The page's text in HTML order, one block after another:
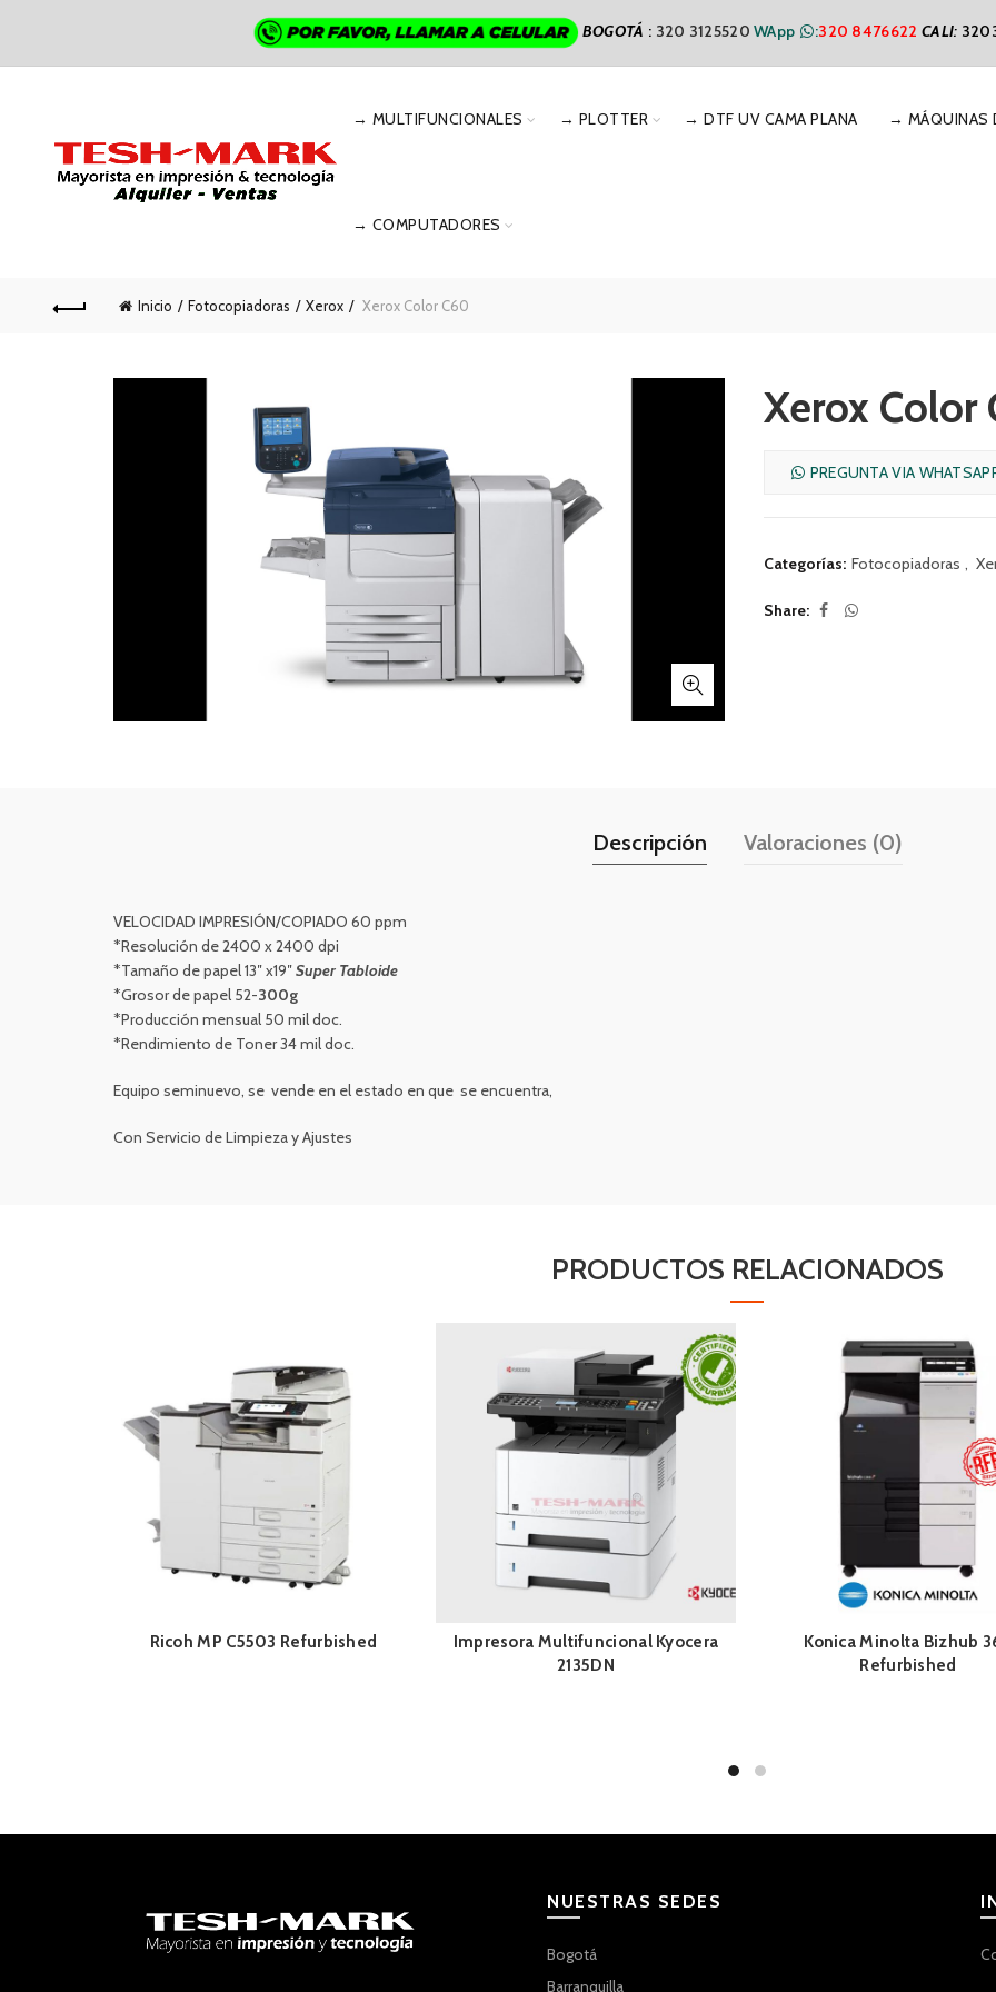
BOGOTÁ : 320 3125520WApp :320 8476622 CALI:
→ MULTIFUNCIONALES → PLOTTER → DTF UV CAMA PLANA → MÁQUINAS
→ COMPUTADORES
Inicio Fotocopiadoras Xerox Xerox Color C60
Xerox Color
PREGUNTA VIA
Categorías: Fotocopiadoras ,
Share
Descripción Valoraciones (0)
VELOCIDAD IMPRESIÓN/COPIADO 60 ppm
*Resolución de 2400 x 2400 dpi
*Tamaño de papel 13″ x19″Super Tabloide
*Grosor de papel 52-300g
*Producción mensual 50 mil doc.
*Rendimiento de Toner 34 mil doc.
Equipo seminuevo, se vende en el estado en que se encuentra,
Con Servicio de Limpieza y Ajustes
PRODUCTOS RELACIONADOS
Ricoh MP C5503 Refurbished
Impresora Multifuncional Kyocera
2135DN
Konica Minolta Bizhub
Refurbished
NUESTRAS SEDES
Bogotá
Barranquilla